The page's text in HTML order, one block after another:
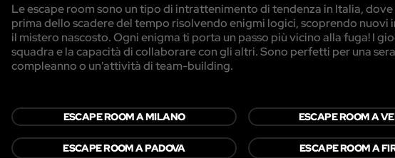
Le escape room sono un tipo di intrattenimento di tendenza in Italia,
prima dello scadere del tempo risolvendo enigmi logici, scoprendo nuovi
il mistero nascosto. Ogni enigma ti porta un passo più vicino alla fuga! I
squadra e la capacità di collaborare con gli altri. Sono perfetti per una
compleanno o un'attività di team-building.
ESCAPE ROOM A MILANO ESCAPE ROOM A
ESCAPE ROOM A PADOVA ESCAPE ROOM A